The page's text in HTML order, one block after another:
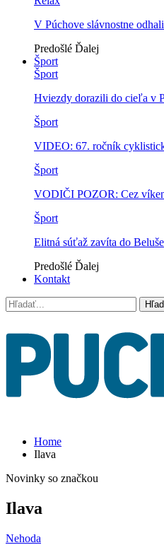
V Púchove slávnostne
Predošlé Ďalej
Šport
Šport
Hviezdy dorazili do cieľa v
Šport
VIDEO: 67. ročník
Šport
VODIČI POZOR: Cez
Šport
Elitná súťaž zavíta do Beluše
Predošlé Ďalej
Kontakt
Home
Ilava
Novinky so značkou
Ilava
Nehoda